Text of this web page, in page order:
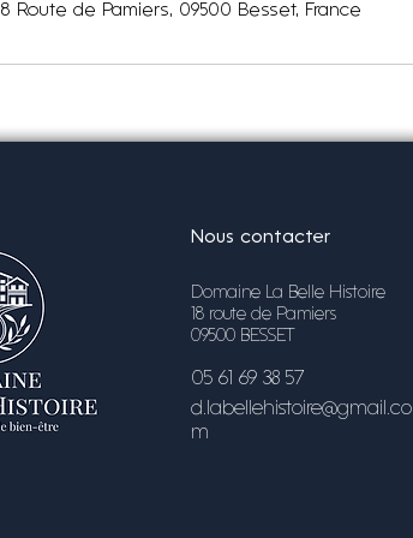
18 Route de Pamiers, 09500 Besset, France
Nous contacter
Domaine La Belle Histoire
18 route de Pamiers
09500 BESSET
05 61 69 38 57
d.labellehistoire@gmail.co
m